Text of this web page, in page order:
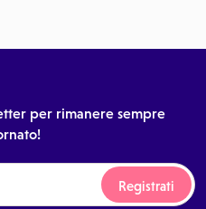
per rimanere sempre
Registrati